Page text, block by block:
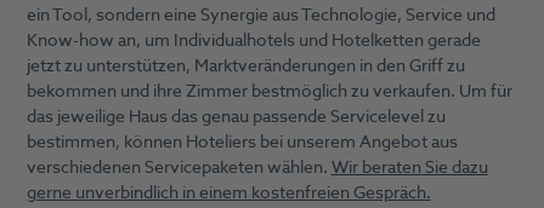
ein Tool, sondern eine Synergie aus Technologie, Service und
Know-how an, um Individualhotels und Hotelketten gerade
jetzt zu unterstützen, Marktveränderungen in den Griff zu
bekommen und ihre Zimmer bestmöglich zu verkaufen. Um für
das jeweilige Haus das genau passende Servicelevel zu
bestimmen, können Hoteliers bei unserem Angebot aus
verschiedenen Servicepaketen wählen.Wir beraten Sie dazu
gerne unverbindlich in einem kostenfreien Gespräch.